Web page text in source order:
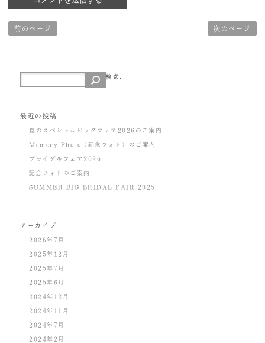
前のページ 次のページ
検索:
最近の投稿
夏のスペシャルビッグフェア2026のご案内
Memory Photo（記念フォト）のご案内
ブライダルフェア2026
記念フォトのご案内
SUMMER BIG BRIDAL FAIR 2025
アーカイブ
2026年7月
2025年12月
2025年7月
2025年6月
2024年12月
2024年11月
2024年7月
2024年2月